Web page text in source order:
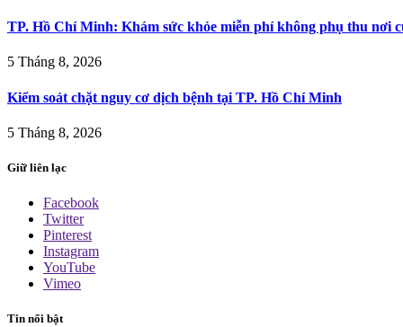
TP. Hồ Chí Minh: Khám sức khỏe miễn phí không phụ thu nơi
5 Tháng 8, 2026
Kiểm soát chặt nguy cơ dịch bệnh tại TP. Hồ Chí Minh
5 Tháng 8, 2026
Giữ liên lạc
Facebook
Twitter
Pinterest
Instagram
YouTube
Vimeo
Tin nổi bật